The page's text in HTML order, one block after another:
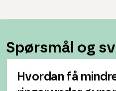
Spørsmål og
Hvordan få